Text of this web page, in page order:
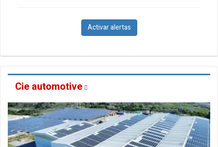
Activar alertas
Cie automotive